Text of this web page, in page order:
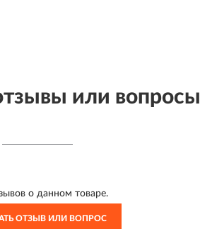
или вопросы
о данном товаре.
ОТЗЫВ ИЛИ ВОПРОС